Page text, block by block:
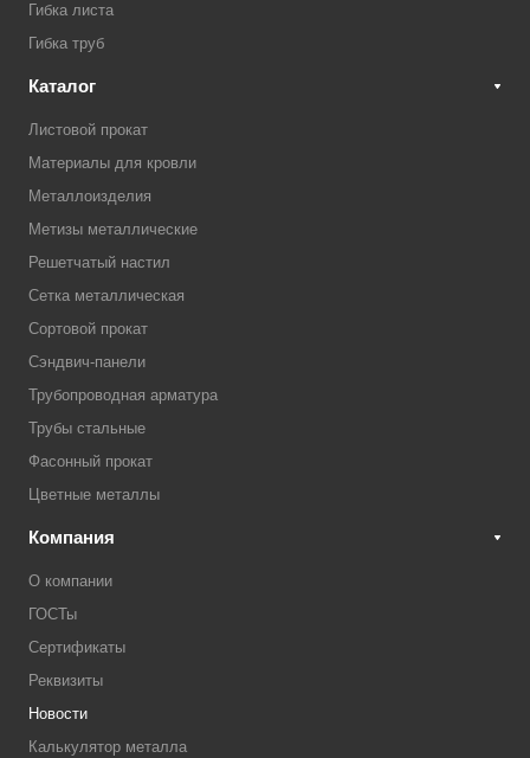
Гибка листа
Гибка труб
Каталог
Листовой прокат
Материалы для кровли
Металлоизделия
Метизы металлические
Решетчатый настил
Сетка металлическая
Сортовой прокат
Сэндвич-панели
Трубопроводная арматура
Трубы стальные
Фасонный прокат
Цветные металлы
Компания
О компании
ГОСТы
Сертификаты
Реквизиты
Новости
Калькулятор металла